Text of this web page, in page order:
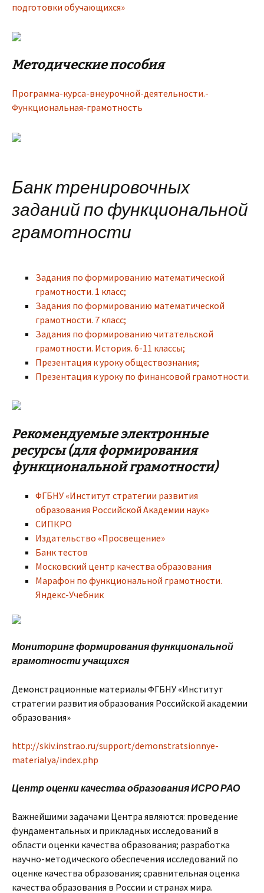
подготовки обучающихся»
Методические пособия
Программа-курса-внеурочной-деятельности.-
Функциональная-грамотность
Банк тренировочных
заданий по функциональной
грамотности
Задания по формированию математической
грамотности. 1 класс;
Задания по формированию математической
грамотности. 7 класс;
Задания по формированию читательской
грамотности. История. 6-11 классы;
Презентация к уроку обществознания;
Презентация к уроку по финансовой грамотности.
Рекомендуемые электронные
ресурсы(для формирования
функциональной грамотности)
ФГБНУ «Институт стратегии развития
образования Российской Академии наук»
СИПКРО
Издательство «Просвещение»
Банк тестов
Московский центр качества образования
Марафон по функциональной грамотности.
Яндекс-Учебник
Мониторинг формирования функциональной
грамотности учащихся
Демонстрационные материалы ФГБНУ «Институт
стратегии развития образования Российской академии
образования»
http://skiv.instrao.ru/support/demonstratsionnye-
materialya/index.php
Центр оценки качества образования ИСРО РАО
Важнейшими задачами Центра являются: проведение
фундаментальных и прикладных исследований в
области оценки качества образования; разработка
научно-методичеcкого обеспечения исследований по
оценке качества образования; сравнительная оценка
качества образования в России и странах мира.